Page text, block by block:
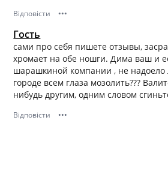
Відповісти •••
Гость
сами про себя пишете отзывы,
хромает на обе ношги. Дима ваш и
шарашкиной компании , не
городе всем глаза мозолить???
нибудь другим, одним словом
Відповісти •••